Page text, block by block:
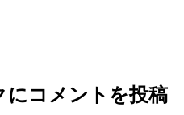
にコメントを投稿